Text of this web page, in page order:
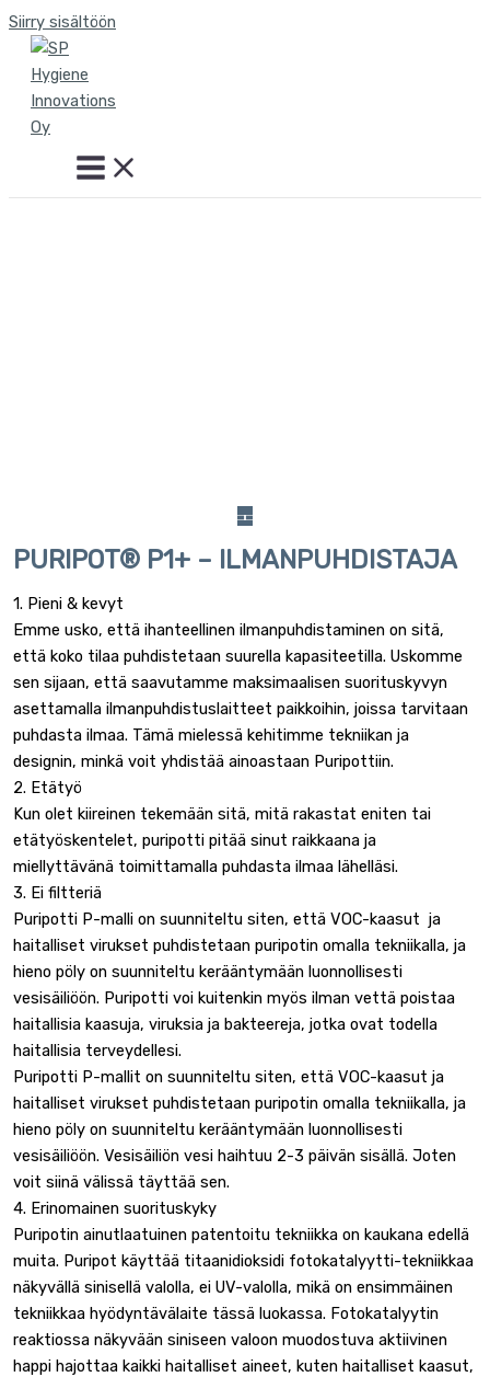
Siirry sisältöön
PURIPOT® P1+ – ILMANPUHDISTAJA
1. Pieni & kevyt
Emme usko, että ihanteellinen ilmanpuhdistaminen on sitä,
että koko tilaa puhdistetaan suurella kapasiteetilla. Uskomme
sen sijaan, että saavutamme maksimaalisen suorituskyvyn
asettamalla ilmanpuhdistuslaitteet paikkoihin, joissa tarvitaan
puhdasta ilmaa. Tämä mielessä kehitimme tekniikan ja
designin, minkä voit yhdistää ainoastaan Puripottiin.
2. Etätyö
Kun olet kiireinen tekemään sitä, mitä rakastat eniten tai
etätyöskentelet, puripotti pitää sinut raikkaana ja
miellyttävänä toimittamalla puhdasta ilmaa lähelläsi.
3. Ei filtteriä
Puripotti P-malli on suunniteltu siten, että VOC-kaasut ja
haitalliset virukset puhdistetaan puripotin omalla tekniikalla, ja
hieno pöly on suunniteltu kerääntymään luonnollisesti
vesisäiliöön. Puripotti voi kuitenkin myös ilman vettä poistaa
haitallisia kaasuja, viruksia ja bakteereja, jotka ovat todella
haitallisia terveydellesi.
Puripotti P-mallit on suunniteltu siten, että VOC-kaasut ja
haitalliset virukset puhdistetaan puripotin omalla tekniikalla, ja
hieno pöly on suunniteltu kerääntymään luonnollisesti
vesisäiliöön. Vesisäiliön vesi haihtuu 2-3 päivän sisällä. Joten
voit siinä välissä täyttää sen.
4. Erinomainen suorituskyky
Puripotin ainutlaatuinen patentoitu tekniikka on kaukana edellä
muita. Puripot käyttää titaanidioksidi fotokatalyytti-tekniikkaa
näkyvällä sinisellä valolla, ei UV-valolla, mikä on ensimmäinen
tekniikkaa hyödyntävälaite tässä luokassa. Fotokatalyytin
reaktiossa näkyvään siniseen valoon muodostuva aktiivinen
happi hajottaa kaikki haitalliset aineet, kuten haitalliset kaasut,